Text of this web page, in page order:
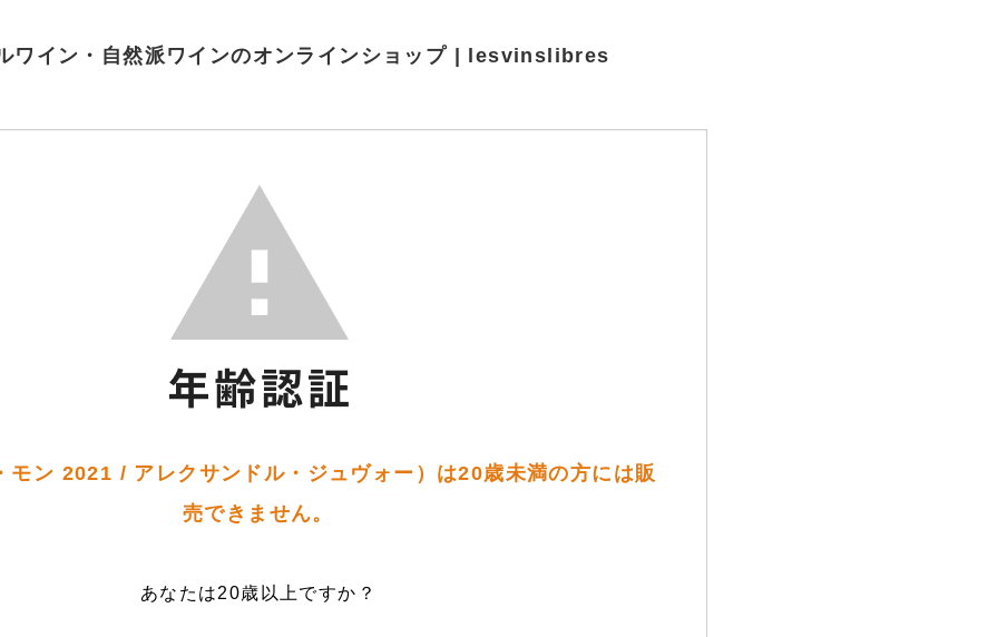
ワイン・自然派ワインのオンラインショップ | lesvinslibres
モン 2021 / アレクサンドル・ジュヴォー）は20歳未満の方には販
売できません。
あなたは20歳以上ですか？